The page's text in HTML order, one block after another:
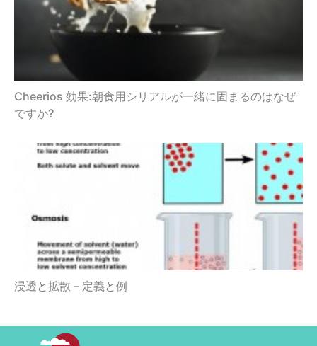
Cheerios 効果:朝食用シリアルが一緒に固まるのはなぜ
ですか?
浸透と拡散 – 定義と例